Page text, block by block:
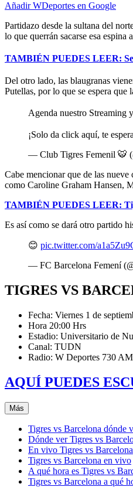
Añadir WDeportes en Google
Partidazo desde la sultana del
lo que querrán sacarse esa
TAMBIÉN PUEDES LEER:
Del otro lado, las blaugranas
Putellas, por lo que se espera
Agenda nuestro Streaming
¡Solo da click aquí, te
— Club Tigres Femenil 🐯
Cabe mencionar que de las
como Caroline Graham Hansen,
TAMBIÉN PUEDES LEER:
Es así como se dará otro partido
😊 pic.twitter.com/
— FC Barcelona Femení
TIGRES VS
Fecha: Viernes 1 de
Hora 20:00 Hrs
Estadio: Universitario de
Canal: TUDN
Radio: W Deportes 730 AM
AQUÍ PUEDES
Más
Tigres vs Barcelona dónde
Dónde ver Tigres vs
En vivo Tigres vs Barcelona
Tigres vs Barcelona en vivo
A qué hora es Tigres vs
Tigres vs Barcelona a qué